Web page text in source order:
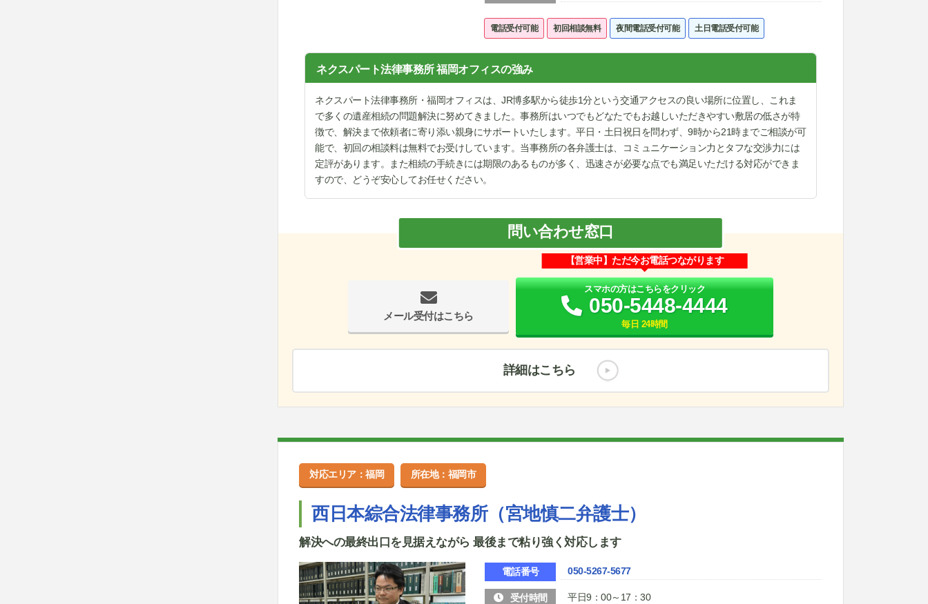
電話受付可能 初回相談無料 夜間電話受付可能 土日電話受付可能
ネクスパート法律事務所 福岡オフィスの強み
ネクスパート法律事務所・福岡オフィスは、JR博多駅から徒歩1分という交通アクセスの良い場所に位置し、これま
で多くの遺産相続の問題解決に努めてきました。事務所はいつでもどなたでもお越しいただきやすい敷居の低さが特
徴で、解決まで依頼者に寄り添い親身にサポートいたします。平日・土日祝日を問わず、9時から21時までご相談が可
能で、初回の相談料は無料でお受けしています。当事務所の各弁護士は、コミュニケーション力とタフな交渉力には
定評があります。また相続の手続きには期限のあるものが多く、迅速さが必要な点でも満足いただける対応ができま
すので、どうぞ安心してお任せください。
問い合わせ窓口
メール受付はこちら
【営業中】ただ今お電話つながります
スマホの方はこちらをクリック
050-5448-4444
毎日 24時間
詳細はこちら
対応エリア：福岡 所在地：福岡市
西日本綜合法律事務所（宮地慎二弁護士）
解決への最終出口を見据えながら 最後まで粘り強く対応します
電話番号 050-5267-5677
受付時間 平日9：00～17：30